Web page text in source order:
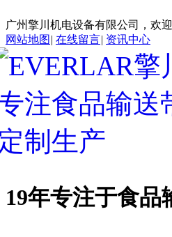
广州擎川机电设备有限公司，欢
网站地图 | 在线留言| 资讯中心
19年专注于食品